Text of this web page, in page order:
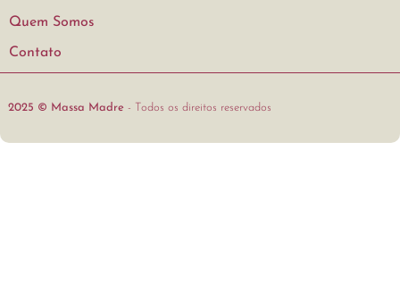
Quem Somos
Contato
2025 © Massa Madre - Todos os direitos reservados